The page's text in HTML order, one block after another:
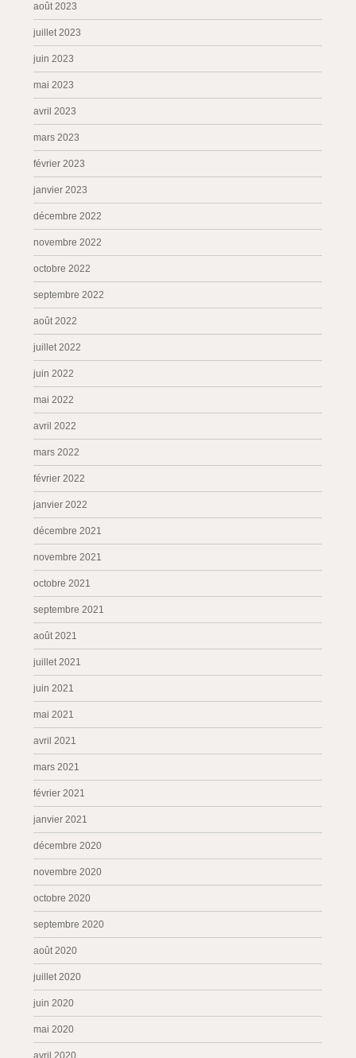
août 2023
juillet 2023
juin 2023
mai 2023
avril 2023
mars 2023
février 2023
janvier 2023
décembre 2022
novembre 2022
octobre 2022
septembre 2022
août 2022
juillet 2022
juin 2022
mai 2022
avril 2022
mars 2022
février 2022
janvier 2022
décembre 2021
novembre 2021
octobre 2021
septembre 2021
août 2021
juillet 2021
juin 2021
mai 2021
avril 2021
mars 2021
février 2021
janvier 2021
décembre 2020
novembre 2020
octobre 2020
septembre 2020
août 2020
juillet 2020
juin 2020
mai 2020
avril 2020